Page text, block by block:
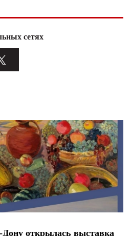
сетях
открылась выставка